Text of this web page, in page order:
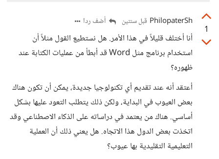
1
PhilopaterSh قبل سنتين أضف ردا
أنا أختلف قليلاً في هذا الأمر. هل نستطيع القول مثلاً أن
استخدام برنامج مثل Word قد أبطأ من عمليات الكتابة عند
ظهوره؟
أعتقد أنه عند تقديم أي تكنولوجيا جديدة، يمكن أن تكون هناك
بعض العيوب في البداية، ولكن ذلك يتطلب التعود عليها بشكل
أساسي. هناك من يعتمد في دراساته على الذكاء الاصطناعي وقد
اتخذت بعض الدول هذا الاتجاه. هل يعني ذلك أن العملية
التعليمية التقليدية بها عيوب؟